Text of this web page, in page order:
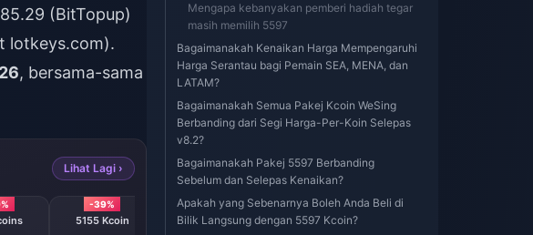
(BitTopup)
lotkeys.com).
, bersama-sama
Lihat Lagi ›
-39%
5155 Kcoin
-39%
2062 Kcoin
-39%
1031 Kcoin
Mengapa kebanyakan pemberi hadiah tegar
masih memilih 5597
Bagaimanakah Kenaikan Harga Mempengaruhi
Harga Serantau bagi Pemain SEA, MENA, dan
LATAM?
Bagaimanakah Semua Pakej Kcoin WeSing
Berbanding dari Segi Harga-Per-Koin Selepas
v8.2?
Bagaimanakah Pakej 5597 Berbanding
Sebelum dan Selepas Kenaikan?
Apakah yang Sebenarnya Boleh Anda Beli di
Bilik Langsung dengan 5597 Kcoin?